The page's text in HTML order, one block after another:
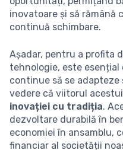
inovatoare și să rămână
continuă schimbare.
Așadar, pentru a profita
tehnologie, este
continue să se adapteze
vedere că viitorul
inovației cu tradiția.
dezvoltare durabilă în
economiei în ansamblu,
financiar al societății